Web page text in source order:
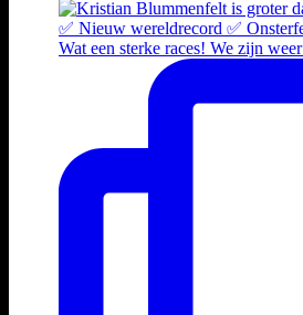
Wat een sterke races! We zijn